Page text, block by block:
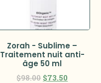
Zorah - Sublime –
Traitement nuit anti-
âge 50 ml
$98.00 $73.50